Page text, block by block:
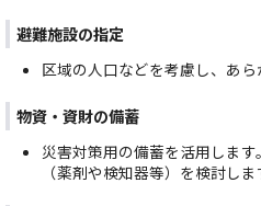
避難施設の指定
区域の人口などを考慮し、あら
物資・資財の備蓄
災害対策用の備蓄を活用しま
（薬剤や検知器等）を検討しま